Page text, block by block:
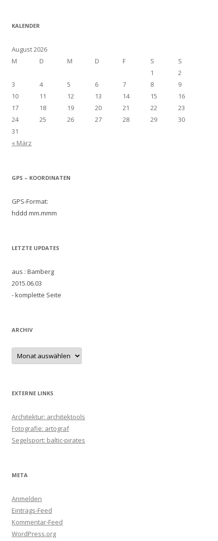
KALENDER
August 2026
M
D M D F S
S
1
2
3
4 5 6 7 8
9
10
11 12 13 14 15
16
17
18 19 20 21 22
23
24
25 26 27 28 29
30
31
« März
GPS – KOORDINATEN
GPS-Format:
hddd mm.mmm
LETZTE UPDATES
aus : Bamberg
2015.06.03
- komplette Seite
ARCHIV
Archiv
EXTERNE LINKS
Architektur: architektools
Fotografie: artograf
Segelsport: baltic-pirates
META
Anmelden
Eintrags-Feed
Kommentar-Feed
WordPress.org